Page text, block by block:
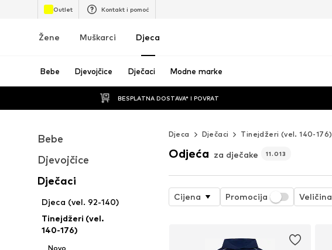
Outlet Kontakt i pomoć
Žene Muškarci Djeca
Bebe Djevojčice Dječaci Modne marke
BESPLATNA DOSTAVA* I POVRAT
Bebe
Djevojčice
Dječaci
Djeca (vel. 92-140)
Tinejdžeri (vel.
140-176)
Novo
Djeca Dječaci Tinejdžeri (vel. 140-176)
Odjeća za dječake 11.013
Cijena Promocija Veličina